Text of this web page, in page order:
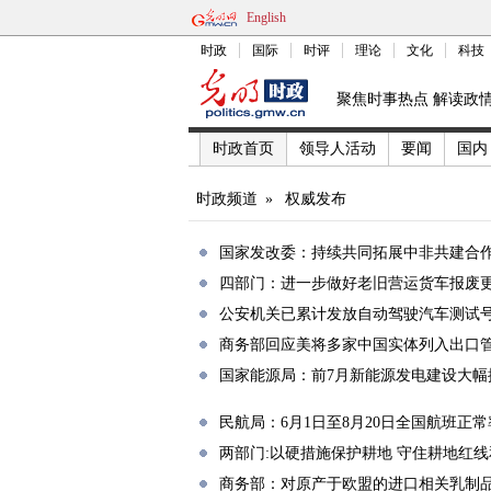
English
时政 国际 时评 理论 文化 科技
聚焦时事热点 解读政
时政首页 领导人活动 要闻 国内
时政频道 » 权威发布
国家发改委：持续共同拓展中非共建合
四部门：进一步做好老旧营运货车报废
公安机关已累计发放自动驾驶汽车测试
商务部回应美将多家中国实体列入出口
国家能源局：前7月新能源发电建设大幅
民航局：6月1日至8月20日全国航班正常
两部门:以硬措施保护耕地 守住耕地红
商务部：对原产于欧盟的进口相关乳制